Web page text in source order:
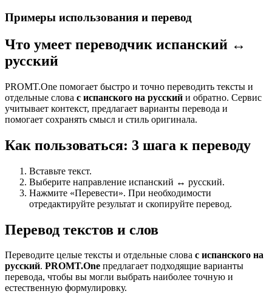
Примеры использования и перевод
Что умеет переводчик испанский ↔
русский
PROMT.One помогает быстро и точно переводить тексты и
отдельные слова с испанского на русский и обратно. Сервис
учитывает контекст, предлагает варианты перевода и
помогает сохранять смысл и стиль оригинала.
Как пользоваться: 3 шага к переводу
Вставьте текст.
Выберите направление испанский ↔ русский.
Нажмите «Перевести». При необходимости
отредактируйте результат и скопируйте перевод.
Перевод текстов и слов
Переводите целые тексты и отдельные слова с испанского на
русский. PROMT.One предлагает подходящие варианты
перевода, чтобы вы могли выбрать наиболее точную и
естественную формулировку.